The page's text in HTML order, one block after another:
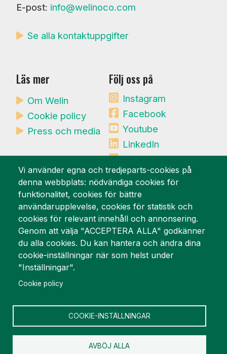
E-post: info@welinoco.com
Se alla kontaktuppgifter
Läs mer
Om Welin
Cookie policy
Press och media
Följ oss på
Instagram
Facebook
Youtube
LinkedIn
Mynewsdesk
Vi är stolta över
Vi använder egna och tredjeparts-cookies på
denna webbplats: nödvändiga cookies för
funktionalitet, cookies för bättre
användarupplevelse, cookies för statistik och
cookies för relevant innehåll och annonsering.
Genom att välja "ACCEPTERA ALLA" godkänner
du alla cookies. Du kan hantera och ändra dina
cookie-inställningar när som helst under
"Inställningar".
Cookie policy
COOKIE-INSTÄLLNINGAR
AVBÖJ ALLA